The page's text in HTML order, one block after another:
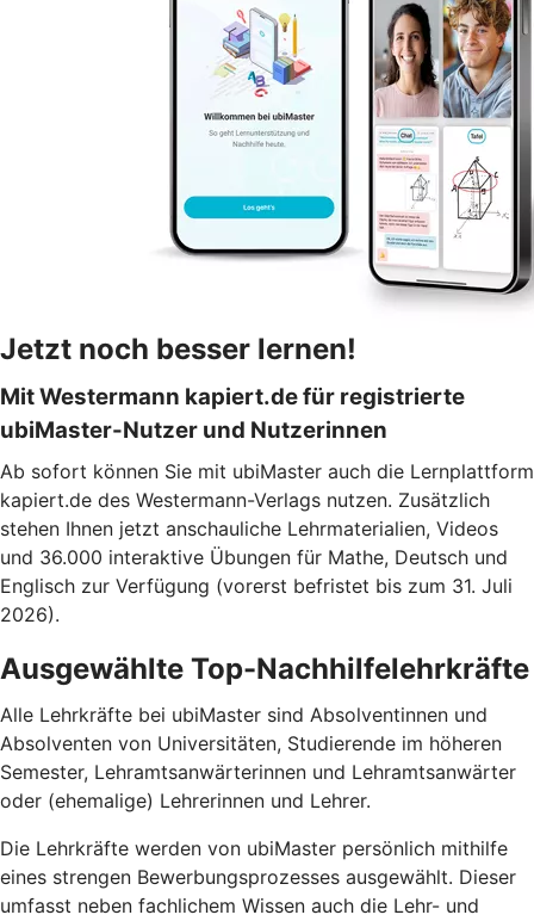
Jetzt noch besser lernen!
Mit Westermann kapiert.de für registrierte
ubiMaster-Nutzer und Nutzerinnen
Ab sofort können Sie mit ubiMaster auch die Lernplattform
kapiert.de des Westermann-Verlags nutzen. Zusätzlich
stehen Ihnen jetzt anschauliche Lehrmaterialien, Videos
und 36.000 interaktive Übungen für Mathe, Deutsch und
Englisch zur Verfügung (vorerst befristet bis zum 31. Juli
2026).
Ausgewählte Top-Nachhilfelehrkräfte
Alle Lehrkräfte bei ubiMaster sind Absolventinnen und
Absolventen von Universitäten, Studierende im höheren
Semester, Lehramtsanwärterinnen und Lehramtsanwärter
oder (ehemalige) Lehrerinnen und Lehrer.
Die Lehrkräfte werden von ubiMaster persönlich mithilfe
eines strengen Bewerbungsprozesses ausgewählt. Dieser
umfasst neben fachlichem Wissen auch die Lehr- und